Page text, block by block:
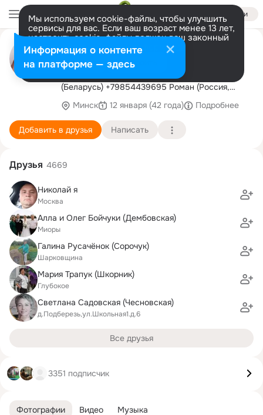
Войти
Мы используем cookie-файлы, чтобы улучшить
сервисы для вас. Если ваш возраст менее 13 лет,
настроить cookie-файлы должен ваш законный
представитель. Больше информации
Разрешить все Настроить
Виталий Карпанов группа
"ДРОЗДЫ"
(Беларусь) +79854439695 Роман (Россия,
Минск 12 января (42 года) Подробнее
Добавить в друзья Написать
Фотографии Видео Музыка
Друзья 4669
Николай я
Москва
Алла и Олег Бойчуки (Дембовская)
Миоры
Галина Русачёнок (Сорочук)
Шарковщина
Мария Трапук (Шкорник)
Глубокое
Светлана Садовская (Чесновская)
д.Подберезь,ул.Школьная1.д.6
Все друзья
3351 подписчик
Информация о контенте
на платформе — здесь